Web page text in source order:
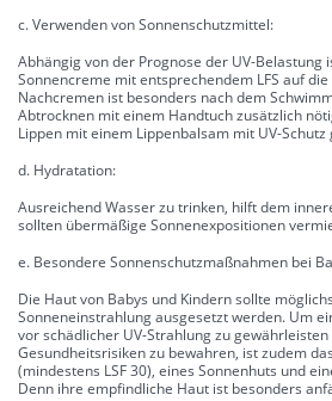
c. Verwenden von Sonnenschutzmittel:
Abhängig von der Prognose der UV-Belastung
Sonnencreme mit entsprechendem LFS auf
Nachcremen ist besonders nach dem
Abtrocknen mit einem Handtuch zusätzlich
Lippen mit einem Lippenbalsam mit UV-
d. Hydratation:
Ausreichend Wasser zu trinken, hilft dem
sollten übermäßige Sonnenexpositionen
e. Besondere Sonnenschutzmaßnahmen bei
Die Haut von Babys und Kindern sollte
Sonneneinstrahlung ausgesetzt werden. Um
vor schädlicher UV-Strahlung zu
Gesundheitsrisiken zu bewahren, ist zudem
(mindestens LSF 30), eines Sonnenhuts und
Denn ihre empfindliche Haut ist besonders